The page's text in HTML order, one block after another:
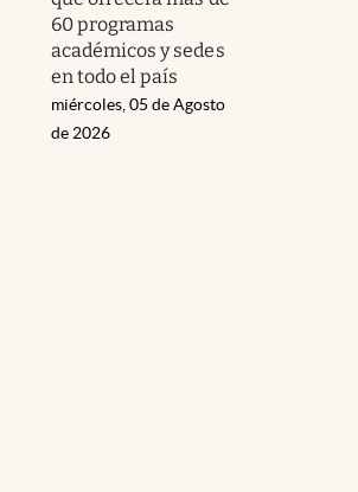
60 programas
académicos y sedes
en todo el país
miércoles, 05 de Agosto
de 2026